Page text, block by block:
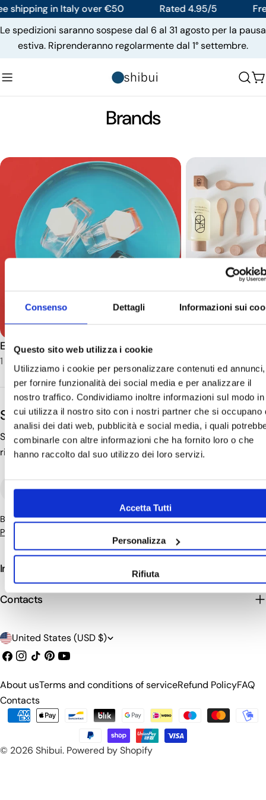
Consenso Dettagli Informazioni sui
Questo sito web utilizza i cookie
Utilizziamo i cookie per personalizzare contenuti ed annunci,
per fornire funzionalità dei social media e per analizzare il
nostro traffico. Condividiamo inoltre informazioni sul modo in
cui utilizza il nostro sito con i nostri partner che si occupano
analisi dei dati web, pubblicità e social media, i quali
combinarle con altre informazioni che ha fornito loro o che
hanno raccolto dal suo utilizzo dei loro servizi.
Accetta Tutti
Personalizza
Rifiuta
Skip
content
shipping in Italy over €50 Rated 4.95/5
Le spedizioni saranno sospese dal 6 al 31 agosto per la pausa
estiva. Riprenderanno regolarmente dal 1° settembre.
Brands
EAU DE KI
1 items
Subscribe to the newsletter
Sign up for the newsletter to receive tips and guides on
rituals
By subscribing to the newsletter, you agree to theTerms of Use&
Privacy Policy.
Info
Contacts
C
o
u
n
y
United States (USD $)
Facebook
Instagram
TikTokPinterest
YouTube
© 2026 Shibui. Powered by Shopify
About usTerms and conditions of serviceRefund PolicyFAQ
Contacts
Payment